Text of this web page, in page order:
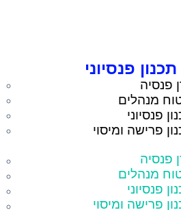
תכנון פנסיוני
פנסיה
מנהלים
פנסיוני
פרישה ומיסוי
פנסיה
מנהלים
פנסיוני
פרישה ומיסוי